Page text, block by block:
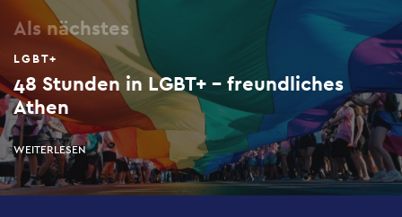
Als nächstes
LGBT+
48 Stunden in LGBT+ - freundliches
Athen
WEITERLESEN